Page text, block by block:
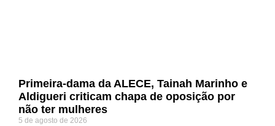
Primeira-dama da ALECE, Tainah Marinho e
Aldigueri criticam chapa de oposição por
não ter mulheres
5 de agosto de 2026